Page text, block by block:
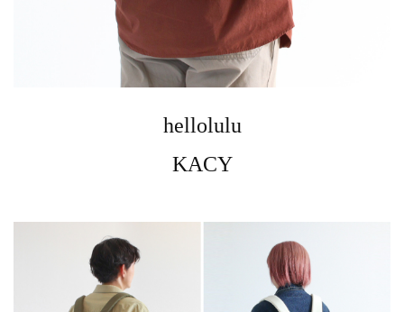
hellolulu
KACY